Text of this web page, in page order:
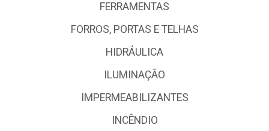
FERRAMENTAS
FORROS, PORTAS E TELHAS
HIDRÁULICA
ILUMINAÇÃO
IMPERMEABILIZANTES
INCÊNDIO